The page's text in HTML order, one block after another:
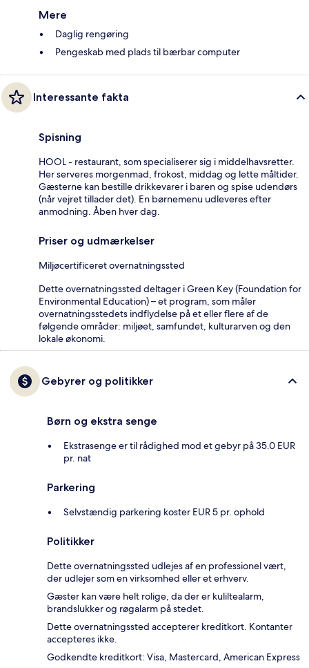
Mere
Daglig rengøring
Pengeskab med plads til bærbar computer
Interessante fakta
Spisning
HOOL - restaurant, som specialiserer sig i middelhavsretter.
Her serveres morgenmad, frokost, middag og lette måltider.
Gæsterne kan bestille drikkevarer i baren og spise udendørs
(når vejret tillader det). En børnemenu udleveres efter
anmodning. Åben hver dag.
Priser og udmærkelser
Miljøcertificeret overnatningssted
Dette overnatningssted deltager i Green Key (Foundation for
Environmental Education) – et program, som måler
overnatningsstedets indflydelse på et eller flere af de
følgende områder: miljøet, samfundet, kulturarven og den
lokale økonomi.
Gebyrer og politikker
Børn og ekstra senge
Ekstrasenge er til rådighed mod et gebyr på 35.0 EUR
pr. nat
Parkering
Selvstændig parkering koster EUR 5 pr. ophold
Politikker
Dette overnatningssted udlejes af en professionel vært,
der udlejer som en virksomhed eller et erhverv.
Gæster kan være helt rolige, da der er kuliltealarm,
brandslukker og røgalarm på stedet.
Dette overnatningssted accepterer kreditkort. Kontanter
accepteres ikke.
Godkendte kreditkort: Visa, Mastercard, American Express